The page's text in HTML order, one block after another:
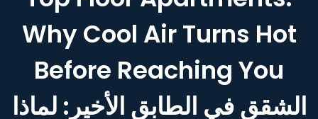
Why Cool Air Turns Hot
Before Reaching You
الشقق في الطابق الأخير: لماذا